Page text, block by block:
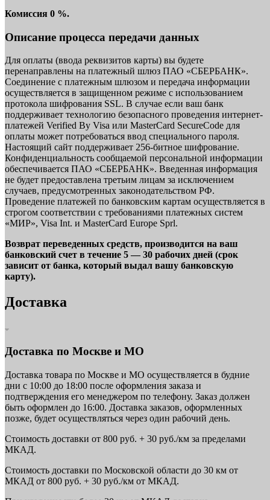
Комиссия 0 %.
Описание процесса передачи данных
Для оплаты (ввода реквизитов карты) вы будете
перенаправлены на платежный шлюз ПАО «СБЕРБАНК».
Соединение с платежным шлюзом и передача информации
осуществляется в защищенном режиме с использованием
протокола шифрования SSL. В случае если ваш банк
поддерживает технологию безопасного проведения интернет-
платежей Verified By Visa или MasterCard SecureCode для
оплаты может потребоваться ввод специального пароля.
Настоящий сайт поддерживает 256-битное шифрование.
Конфиденциальность сообщаемой персональной информации
обеспечивается ПАО «СБЕРБАНК». Введенная информация
не будет предоставлена третьим лицам за исключением
случаев, предусмотренных законодательством РФ.
Проведение платежей по банковским картам осуществляется в
строгом соответствии с требованиями платежных систем
«МИР», Visa Int. и MasterCard Europe Sprl.
Возврат переведенных средств, производится на ваш
банковский счет в течение 5 — 30 рабочих дней (срок
зависит от банка, который выдал вашу банковскую
карту).
Доставка
Доставка по Москве и МО
Доставка товара по Москве и МО осуществляется в будние
дни с 10:00 до 18:00 после оформления заказа и
подтверждения его менеджером по телефону. Заказ должен
быть оформлен до 16:00. Доставка заказов, оформленных
позже, будет осуществляться через один рабочий день.
Стоимость доставки от 800 руб. + 30 руб./км за пределами
МКАД.
Стоимость доставки по Московской области до 30 км от
МКАД от 800 руб. + 30 руб./км от МКАД.